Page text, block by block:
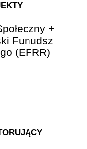
+
Funudsz
(EFRR)